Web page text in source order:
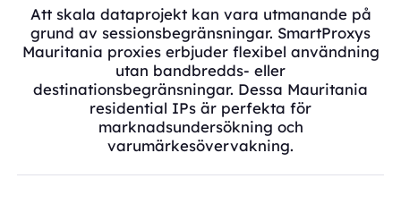
Att skala dataprojekt kan vara utmanande på
grund av sessionsbegränsningar. SmartProxys
Mauritania proxies erbjuder flexibel användning
utan bandbredds- eller
destinationsbegränsningar. Dessa Mauritania
residential IPs är perfekta för
marknadsundersökning och
varumärkesövervakning.